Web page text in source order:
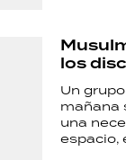
los
Un
mañana
una
espacio,